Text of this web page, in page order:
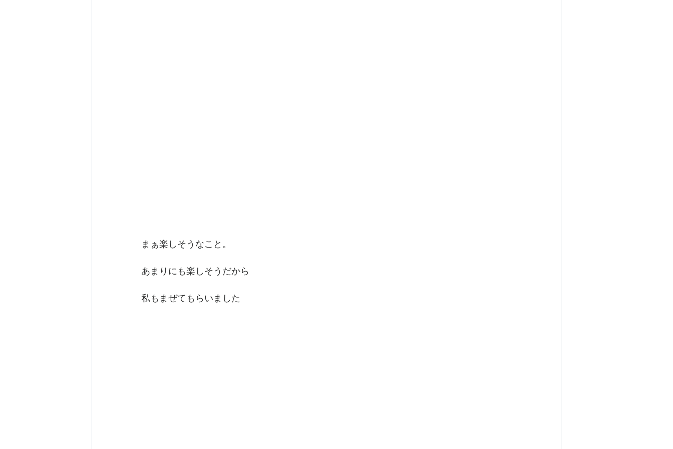
まぁ楽しそうなこと。
あまりにも楽しそうだから
私もまぜてもらいました